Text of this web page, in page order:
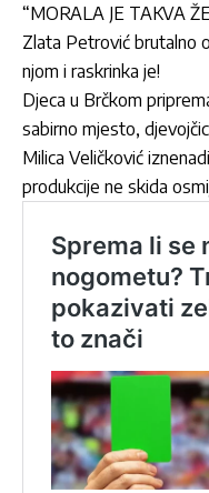
“MORALA JE TAKVA
Zlata Petrović brutalno
njom i raskrinka je!
Djeca u Brčkom
sabirno mjesto,
Milica Veličković
produkcije ne skida